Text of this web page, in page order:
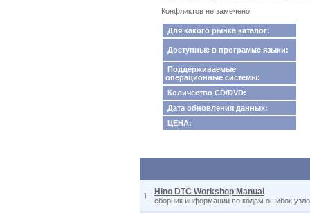
Конфликтов не замечено
Для какого рынка каталог:
Доступные в программе языки:
Поддерживаемые
операционные системы:
Количество CD/DVD:
Дата обновления данных:
ЦЕНА:
1 Hino DTC Workshop Manual
сборник информации по кодам ошибок